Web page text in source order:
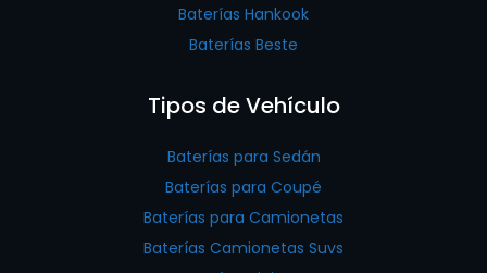
Baterías Hankook
Baterías Beste
Tipos de Vehículo
Baterías para Sedán
Baterías para Coupé
Baterías para Camionetas
Baterías Camionetas Suvs